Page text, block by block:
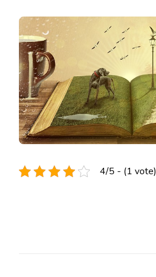
4/5 - (1 vote)